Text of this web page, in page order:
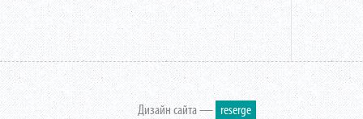
Дизайн сайта — reserge